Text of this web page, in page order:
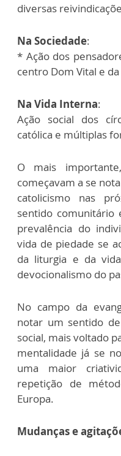
diversas
Na Sociedade:
* Ação dos
centro Dom Vital e
Na Vida Interna:
Ação social dos
católica e múltiplas
O mais
começavam a se
catolicismo nas
sentido comunitário
prevalência do
vida de piedade se
da liturgia e da
devocionalismo do
No campo da
notar um sentido
social, mais voltado
mentalidade já se
uma maior
repetição de
Europa.
Mudanças e